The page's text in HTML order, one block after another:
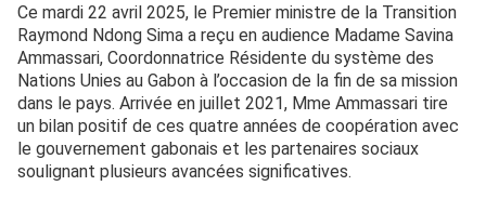
Ce mardi 22 avril 2025, le Premier ministre de la Transition
Raymond Ndong Sima a reçu en audience Madame Savina
Ammassari, Coordonnatrice Résidente du système des
Nations Unies au Gabon à l’occasion de la fin de sa mission
dans le pays. Arrivée en juillet 2021, Mme Ammassari tire
un bilan positif de ces quatre années de coopération avec
le gouvernement gabonais et les partenaires sociaux
soulignant plusieurs avancées significatives.